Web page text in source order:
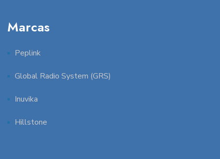
Marcas
Peplink
Global Radio System (GRS)
Inuvika
Hillstone